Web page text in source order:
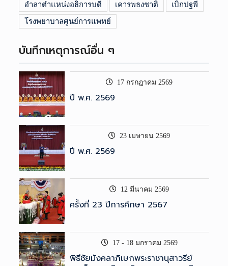
อำลาตำแหน่งอธิการบดี เคารพธงชาติ เบิกปฐพี
โรงพยาบาลศูนย์การแพทย์
บันทึกเหตุการณ์อื่น ๆ
17 กรกฎาคม 2569
ปี พ.ศ. 2569
23 เมษายน 2569
ปี พ.ศ. 2569
12 มีนาคม 2569
ครั้งที่ 23 ปีการศึกษา 2567
17 - 18 มกราคม 2569
พิธีชัยมังคลาภิเษกพระราชานุสาวรีย์